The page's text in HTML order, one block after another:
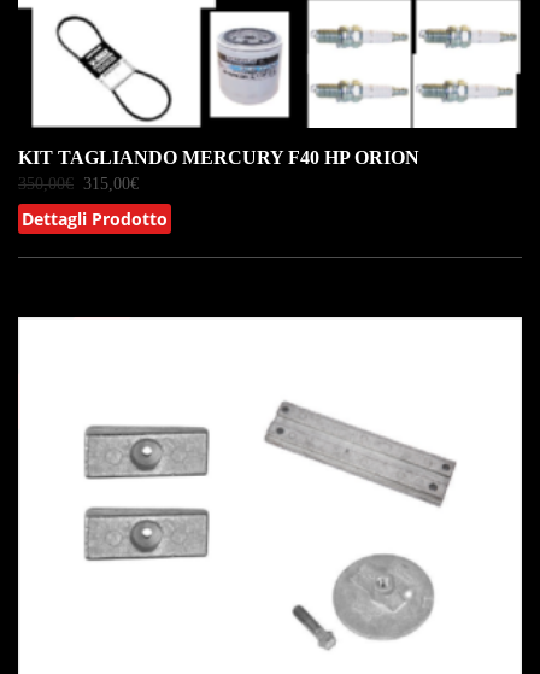
KIT TAGLIANDO MERCURY F40 HP ORION
350,00€ 315,00€
Dettagli Prodotto